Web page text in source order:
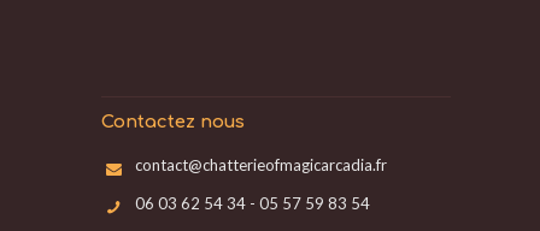
Contactez nous
contact@chatterieofmagicarcadia.fr
06 03 62 54 34 - 05 57 59 83 54